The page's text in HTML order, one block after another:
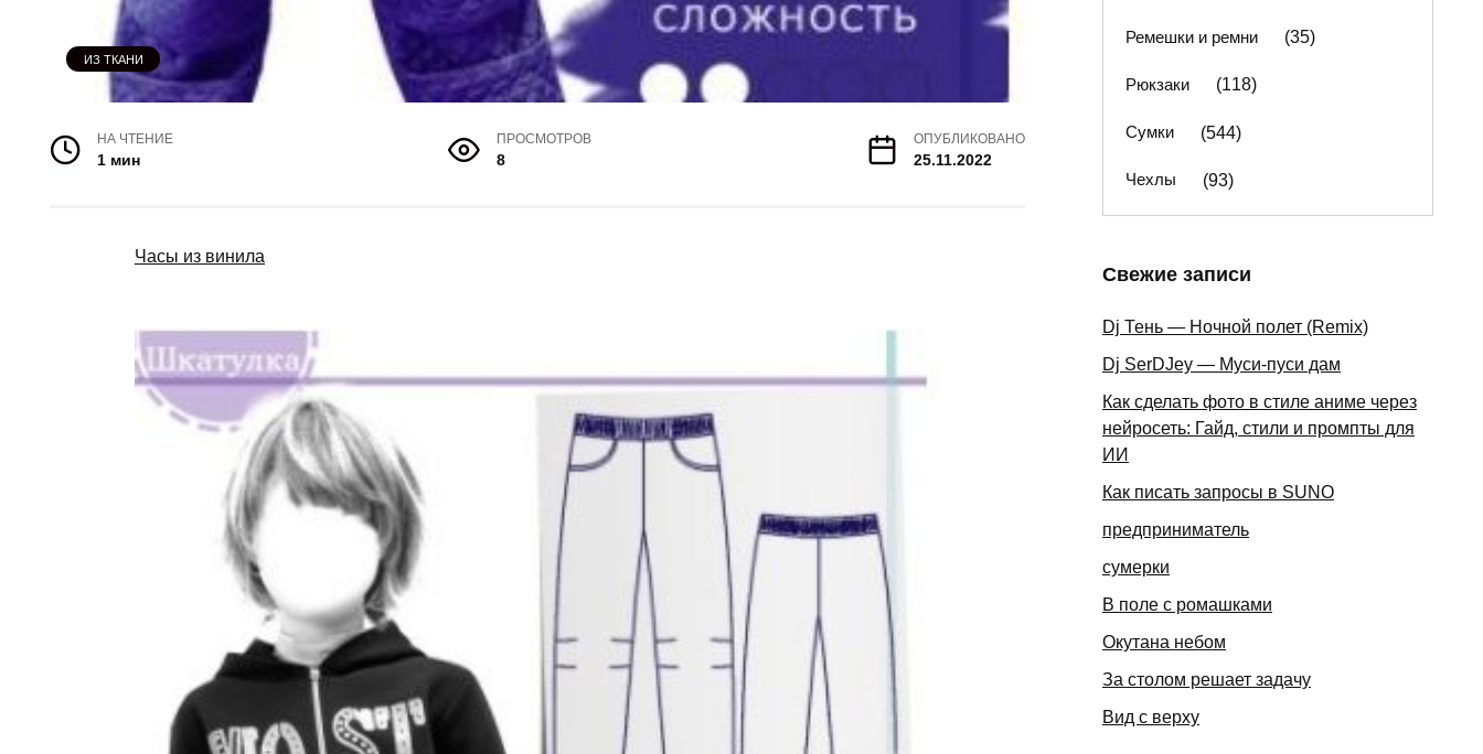
ИЗ ТКАНИ
НА ЧТЕНИЕ
1 мин
ПРОСМОТРОВ
8
ОПУБЛИКОВАНО
25.11.2022
Часы из винила
Ремешки и ремни (35)
Рюкзаки (118)
Сумки (544)
Чехлы (93)
Свежие записи
Dj Тень — Ночной полет (Remix)
Dj SerDJey — Муси-пуси дам
Как сделать фото в стиле аниме через
нейросеть: Гайд, стили и промпты для
ИИ
Как писать запросы в SUNO
предприниматель
сумерки
В поле с ромашками
Окутана небом
За столом решает задачу
Вид с верху